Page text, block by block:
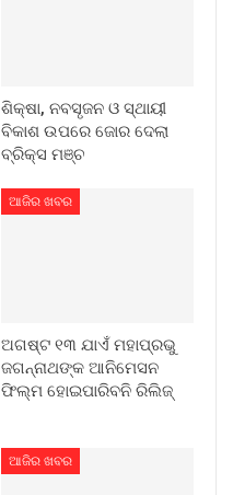
ଶିକ୍ଷା, ନବସୃଜନ ଓ ସ୍ଥାୟୀ
ବିକାଶ ଉପରେ ଜୋର ଦେଲା
ବ୍ରିକ୍ସ ମଞ୍ଚ
ଆଜିର ଖବର
ଅଗଷ୍ଟ ୧୩ ଯାଏଁ ମହାପ୍ରଭୁ
ଜଗନ୍ନାଥଙ୍କ ଆନିମେସନ
ଫିଲ୍ମ ହୋଇପାରିବନି ରିଲିଜ୍
ଆଜିର ଖବର